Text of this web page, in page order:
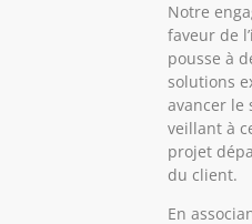
Notre
faveur de
pousse à
solutions
avancer le
veillant à
projet
du client.
En